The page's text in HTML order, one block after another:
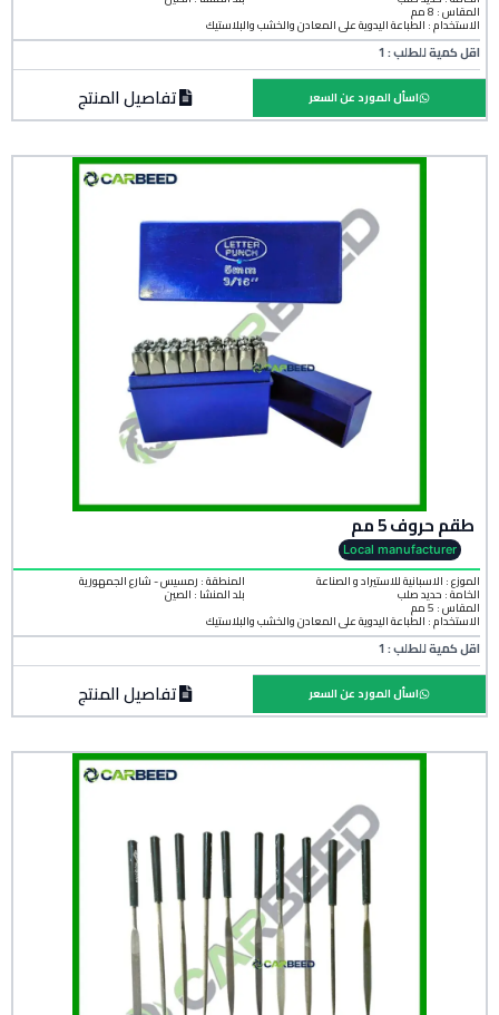
المقاس : 8 مم
الاستخدام : الطباعة اليدوية على المعادن والخشب والبلاستيك
اقل كمية للطلب : 1
تفاصيل المنتج اسأل المورد عن السعر
طقم حروف 5 مم
Local manufacturer
الموزع : الاسبانية للاستيراد و الصناعة
الخامة : حديد صلب
المنطقة : رمسيس - شارع الجمهورية
بلد المنشأ :الصين
المقاس : 5 مم
الاستخدام : الطباعة اليدوية على المعادن والخشب والبلاستيك
اقل كمية للطلب : 1
تفاصيل المنتج اسأل المورد عن السعر